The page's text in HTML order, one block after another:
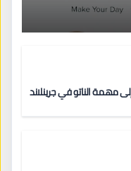
مهمة الناتو في جرينلاند